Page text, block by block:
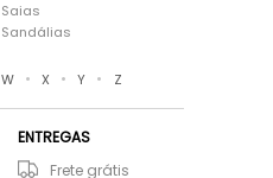
Saias
Sandálias
W • X • Y • Z
ENTREGAS
Frete grátis